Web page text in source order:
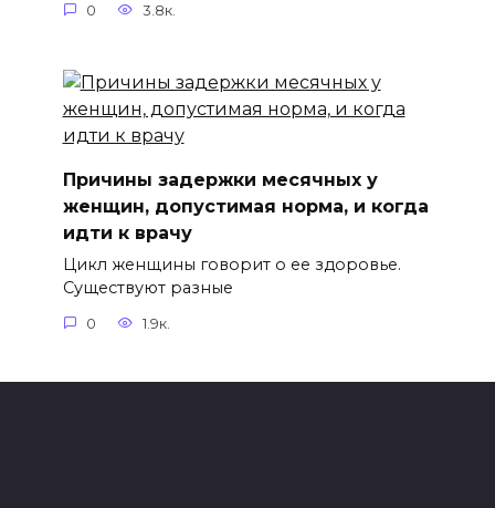
0 3.8к.
Причины задержки месячных у
женщин, допустимая норма, и когда
идти к врачу
Цикл женщины говорит о ее здоровье.
Существуют разные
0 1.9к.